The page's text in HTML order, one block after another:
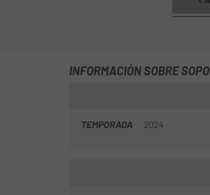
INFORMACIÓN SOBRE
TEMPORADA 2024